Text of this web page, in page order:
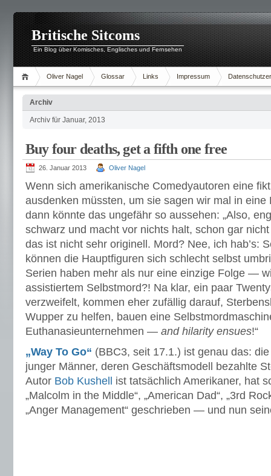
Britische Sitcoms
Ein Blog über Komisches, Englisches und Fernsehen
Oliver Nagel Glossar Links Impressum
Archiv
Archiv für Januar, 2013
Buy four deaths, get a fifth one free
26. Januar 2013 Oliver Nagel
Wenn sich amerikanische Comedyautoren eine
ausdenken müssten, um sie sagen wir mal in eine
dann könnte das ungefähr so aussehen: „Also,
schwarz und macht vor nichts halt, schon gar
das ist nicht sehr originell. Mord? Nee, ich hab’s:
können die Hauptfiguren sich schlecht selbst
Serien haben mehr als nur eine einzige Folge —
assistiertem Selbstmord?! Na klar, ein paar
verzweifelt, kommen eher zufällig darauf,
Wupper zu helfen, bauen eine
Euthanasieunternehmen — and hilarity ensues!“
„Way To Go“ (BBC3, seit 17.1.) ist genau das:
junger Männer, deren Geschäftsmodell bezahlte
Autor Bob Kushell
ist tatsächlich Amerikaner, hat
„Malcolm in the Middle“, „American Dad“, „3rd
„Anger Management“ geschrieben — und nun